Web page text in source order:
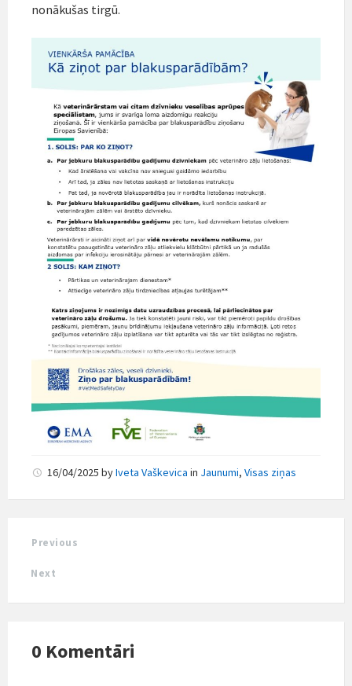
nonākušas tirgū.
16/04/2025 byIveta Vaškevica in Jaunumi, Visas ziņas
Previous
Next
0 Komentāri